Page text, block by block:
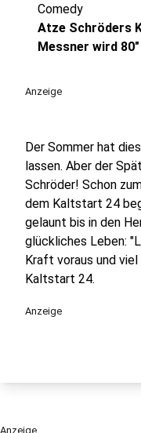
Comedy
Atze Schröders
Messner wird 80"
Anzeige
Der Sommer hat
lassen. Aber der
Schröder! Schon
dem Kaltstart 24
gelaunt bis in den
glückliches Leben:
Kraft voraus und
Kaltstart 24.
Anzeige
Anzeige